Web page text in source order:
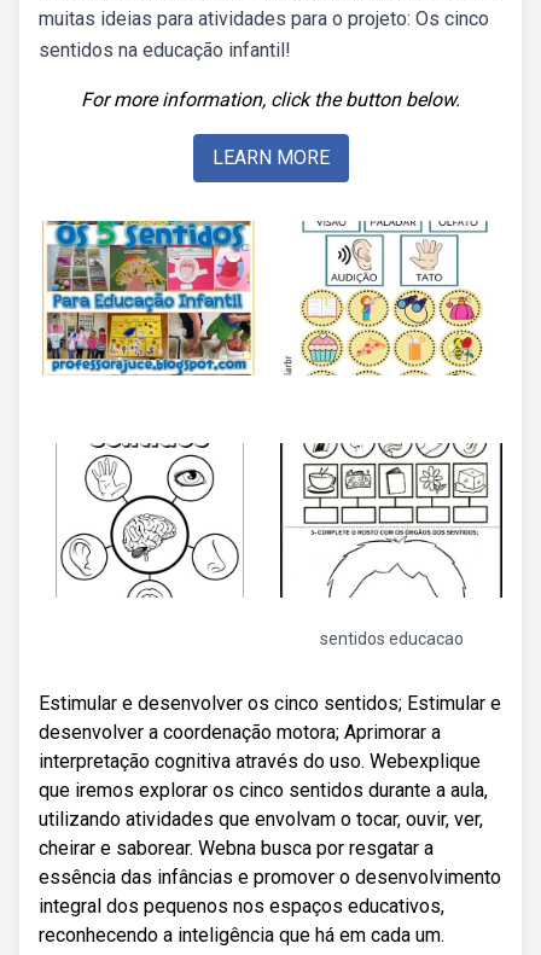
muitas ideias para atividades para o projeto: Os cinco
sentidos na educação infantil!
For more information, click the button below.
LEARN MORE
sentidos educacao
Estimular e desenvolver os cinco sentidos; Estimular e
desenvolver a coordenação motora; Aprimorar a
interpretação cognitiva através do uso. Webexplique
que iremos explorar os cinco sentidos durante a aula,
utilizando atividades que envolvam o tocar, ouvir, ver,
cheirar e saborear. Webna busca por resgatar a
essência das infâncias e promover o desenvolvimento
integral dos pequenos nos espaços educativos,
reconhecendo a inteligência que há em cada um.